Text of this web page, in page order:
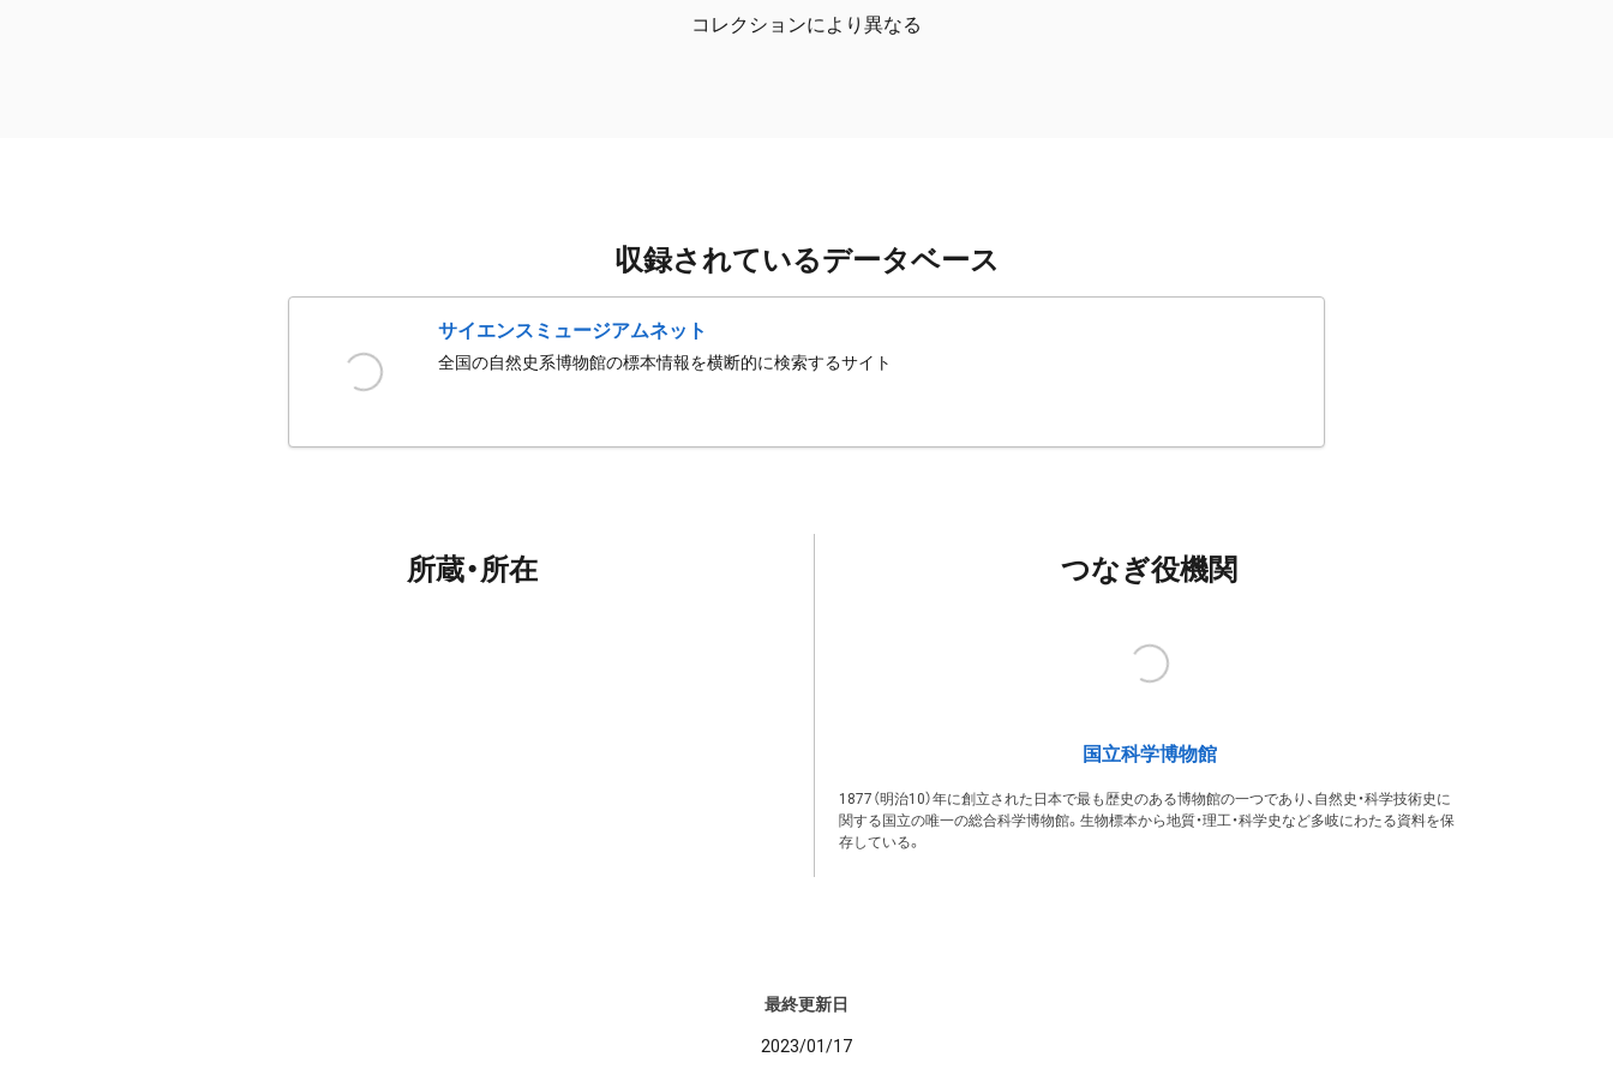
コレクションにより異なる
収録されているデータベース
サイエンスミュージアムネット
全国の自然史系博物館の標本情報を横断的に検索するサイト
所蔵・所在 つなぎ役機関
国立科学博物館
1877（明治10）年に創立された日本で最も歴史のある博物館の一つであり、自然史・科学技術史に
関する国立の唯一の総合科学博物館。生物標本から地質・理工・科学史など多岐にわたる資料を保
存している。
最終更新日
2023/01/17